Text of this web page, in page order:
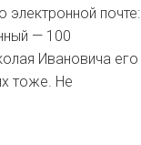
почте:
— 100
Ивановича его
тоже. Не